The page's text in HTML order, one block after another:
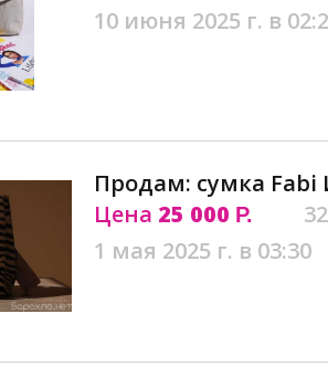
10 июня 2025 г. в
Продам: сумка Fabi
Цена 25 000 Р.
1 мая 2025 г. в 03:30